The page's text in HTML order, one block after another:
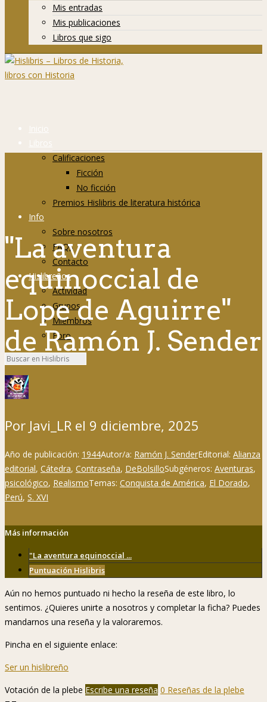
Mis entradas
Mis publicaciones
Libros que sigo
Inicio
Libros
Calificaciones
Ficción
No ficción
Premios Hislibris de literatura histórica
Info
Sobre nosotros
FAQs
Contacto
Hislibreños
Actividad
Grupos
Miembros
Foro
"La aventura
equinoccial de
Lope de Aguirre"
de Ramón J. Sender
Por Javi_LR el 9 diciembre, 2025
Año de publicación: 1944Autor/a: Ramón J. SenderEditorial: Alianza
editorial, Cátedra, Contraseña, DeBolsilloSubgéneros: Aventuras,
psicológico, RealismoTemas: Conquista de América, El Dorado,
Perú, S. XVI
Más información
"La aventura equinoccial ...
Puntuación Hislibris
Aún no hemos puntuado ni hecho la reseña de este libro, lo
sentimos. ¿Quieres unirte a nosotros y completar la ficha? Puedes
mandarnos una reseña y la valoraremos.
Pincha en el siguiente enlace:
Ser un hislibreño
Votación de la plebe Escribe una reseña 0 Reseñas de la plebe